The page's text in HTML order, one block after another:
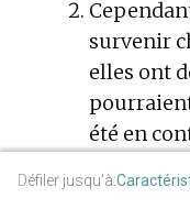
Défiler jusqu'à:
survenir
elles ont
été en
Il existe